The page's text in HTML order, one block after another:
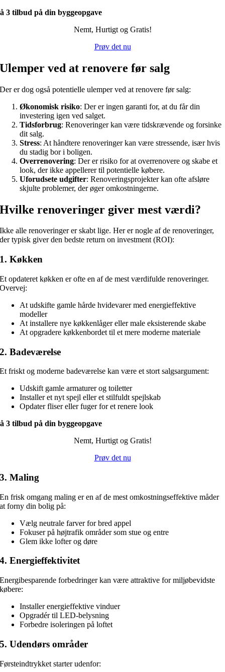
3 tilbud på din byggeopgave
Nemt, Hurtigt og Gratis!
Prøv det nu
Ulemper ved at renovere før salg
Der er dog også potentielle ulemper ved at renovere før salg:
Økonomisk risiko: Der er ingen garanti for, at du får din
investering igen ved salget.
Tidsforbrug: Renoveringer kan være tidskrævende og forsinke
dit salg.
Stress: At håndtere renoveringer kan være stressende, især hvis
du stadig bor i boligen.
Overrenovering: Der er risiko for at overrenovere og skabe et
look, der ikke appellerer til potentielle købere.
Uforudsete udgifter: Renoveringsprojekter kan ofte afsløre
skjulte problemer, der øger omkostningerne.
Hvilke renoveringer giver mest værdi?
Ikke alle renoveringer er skabt lige. Her er nogle af de renoveringer,
der typisk giver den bedste return on investment (ROI):
1. Køkken
Et opdateret køkken er ofte en af de mest værdifulde renoveringer.
Overvej:
At udskifte gamle hårde hvidevarer med energieffektive
modeller
At installere nye køkkenlåger eller male eksisterende skabe
At opgradere køkkenbordet til et mere moderne materiale
2. Badeværelse
Et friskt og moderne badeværelse kan være et stort salgsargument:
Udskift gamle armaturer og toiletter
Installer et nyt spejl eller et stilfuldt spejlskab
Opdater fliser eller fuger for et renere look
3 tilbud på din byggeopgave
Nemt, Hurtigt og Gratis!
Prøv det nu
3. Maling
En frisk omgang maling er en af de mest omkostningseffektive måder
at forny din bolig på:
Vælg neutrale farver for bred appel
Fokuser på højtrafik områder som stue og entre
Glem ikke lofter og døre
4. Energieffektivitet
Energibesparende forbedringer kan være attraktive for miljøbevidste
købere:
Installer energieffektive vinduer
Opgradér til LED-belysning
Forbedre isoleringen på loftet
5. Udendørs områder
Førsteindtrykket starter udenfor: